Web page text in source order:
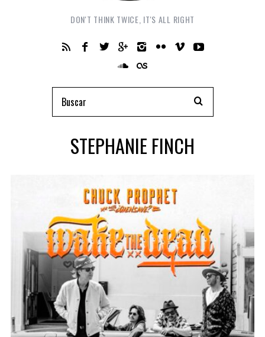
DON'T THINK TWICE, IT'S ALL RIGHT
STEPHANIE FINCH